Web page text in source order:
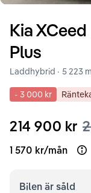
KiaXCeed
Plus
Laddhybrid · 5 223
- 3 000 kr
214 900 kr
1 570 kr/mån
Bilen är såld